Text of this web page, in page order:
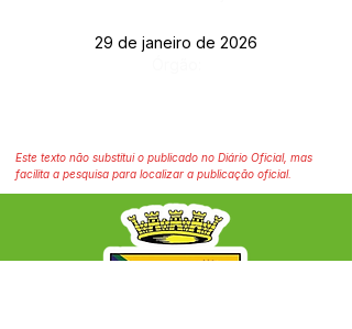
29 de janeiro de 2026
Este texto não substitui o publicado no Diário Oficial, mas
facilita a pesquisa para localizar a publicação oficial.